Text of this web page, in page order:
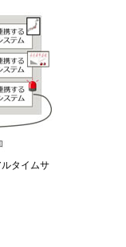
タイムサ